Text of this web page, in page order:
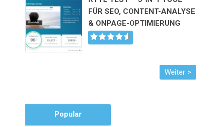
FÜR SEO, CONTENT-ANALYSE
& ONPAGE-OPTIMIERUNG
Popular